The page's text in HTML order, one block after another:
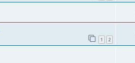
1 2